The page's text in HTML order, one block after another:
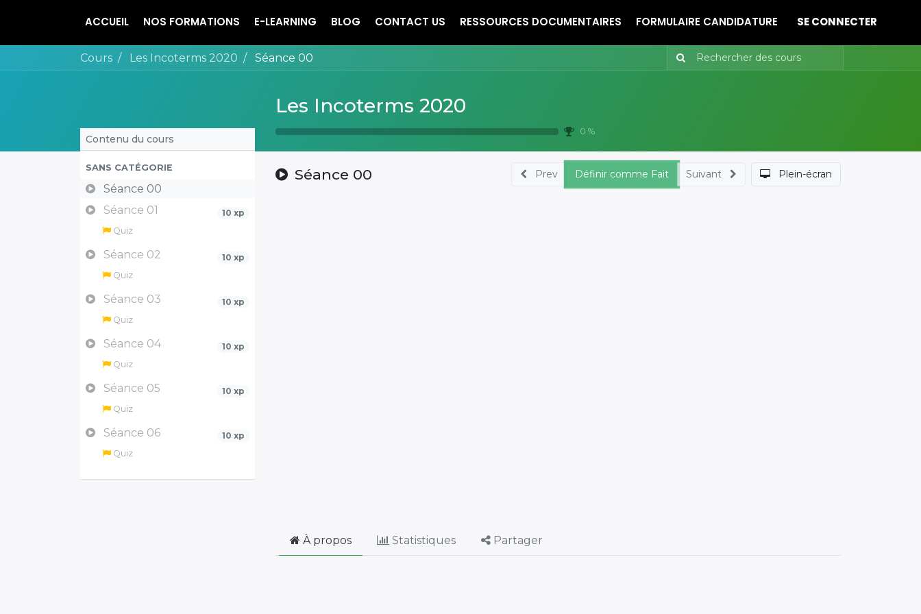
ACCUEIL NOS FORMATIONS E-LEARNING BLOG CONTACT US RESSOURCES DOCUMENTAIRES FORMULAIRE CANDIDATURE SE CONNECTER
Cours Les Incoterms 2020 Séance 00
Les Incoterms 2020
0 %
Contenu du cours
SANS CATÉGORIE
Séance 00
Séance 01
10 xp
Quiz
Séance 02
10 xp
Quiz
Séance 03
10 xp
Quiz
Séance 04
10 xp
Quiz
Séance 05
10 xp
Quiz
Séance 06
10 xp
Quiz
Séance 00 Prev Définir comme Fait Suivant Plein-écran
À propos Statistiques Partager